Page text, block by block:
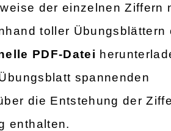
der einzelnen Ziffern
toller Übungsblättern
PDF-Datei
spannenden
die Entstehung der
enthalten.